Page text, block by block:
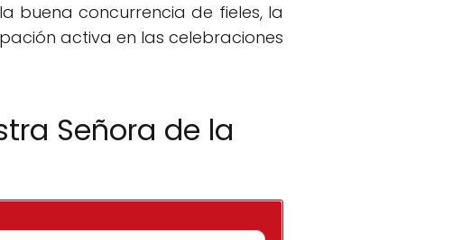
buena concurrencia de fieles, la
activa en las celebraciones
Señora de la